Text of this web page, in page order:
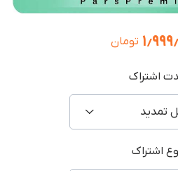
تومان
اشتراک
تمدید
اشتراک